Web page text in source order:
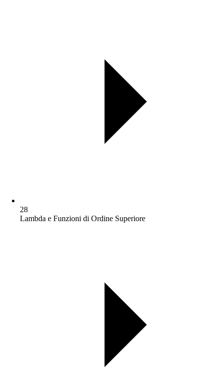
28
Lambda e Funzioni di Ordine Superiore